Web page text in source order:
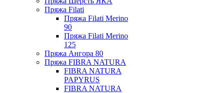
Пряжа Filati
Пряжа Filati Merino
90
Пряжа Filati Merino
125
Пряжа Ангора 80
Пряжа FIBRA NATURA
FIBRA NATURA
PAPYRUS
FIBRA NATURA